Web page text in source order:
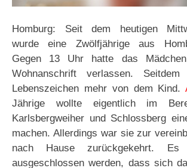
Homburg: Seit dem heutigen
wurde eine Zwölfjährige aus
Gegen 13 Uhr hatte das
Wohnanschrift verlassen.
Lebenszeichen mehr von dem Kind.
Jährige wollte eigentlich im
Karlsbergweiher und Schlossberg
machen. Allerdings war sie zur
nach Hause zurückgekehrt.
ausgeschlossen werden, dass sich